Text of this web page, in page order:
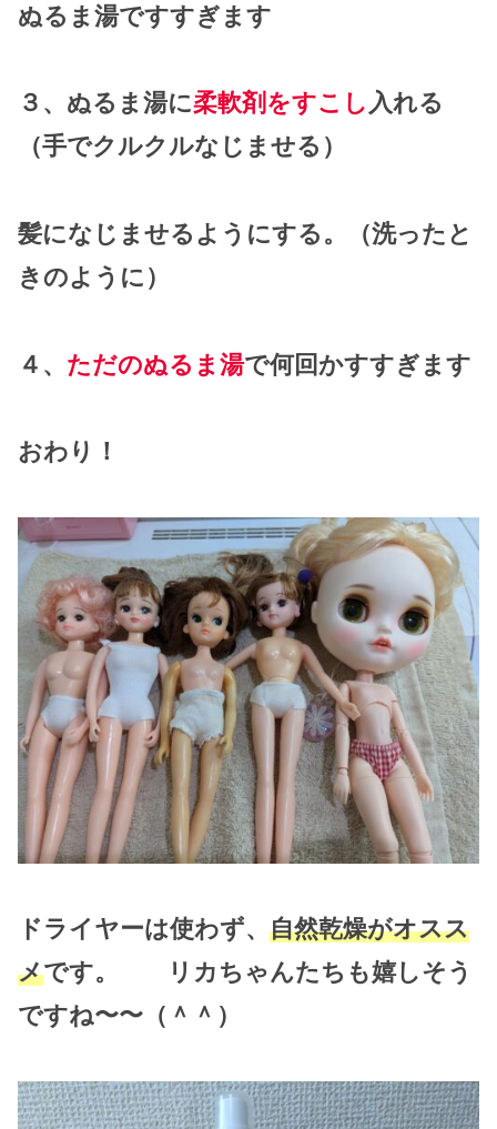
ぬるま湯ですすぎます
３、ぬるま湯に柔軟剤をすこし 入れる
（手でクルクルなじませる）
髪になじませるようにする。（洗ったと
きのように）
４、 ただのぬるま湯で何回かすすぎます
おわり！
ドライヤーは使わず、 自然乾燥がオスス
メです。 リカちゃんたちも嬉しそう
ですね〜〜（＾＾）